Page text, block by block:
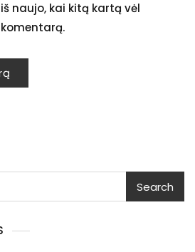
naujo, kai kitą kartą vėl
Search